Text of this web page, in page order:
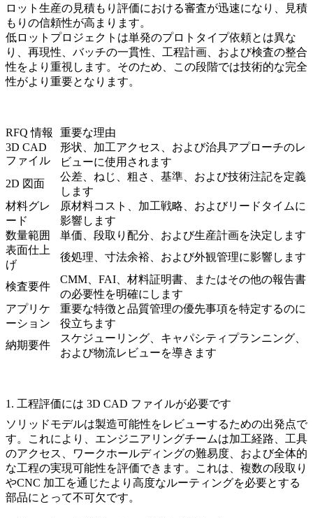
ロット生産の見積もり 評価における審査が迅速になり、見積
もりの信頼性が高まります。
低ロットプロジェクトは単発のプロトタイプ依頼とは異な
り、再現性、バッチの一貫性、工程計画、および検査の整合
性をより重視します。そのため、この段階では技術的な完全
性がより重要となります。
RFQ 情報
重要な理由
3D CAD
ファイル
形状、加工アクセス、および治具アプローチのレ
ビューに使用されます
2D 図面
公差、ねじ、粗さ、基準、および技術注記を定義
します
材料グレ
ード
原材料コスト、加工戦略、およびリードタイムに
影響します
数量範囲
単価、段取り配分、および生産計画を決定します
表面仕上
げ
後処理、寸法余裕、および外観管理に影響します
検査要件
CMM、FAI、材料証明書、またはその他の報告書
の必要性を明確にします
アプリケ
ーション
重要な特徴と品質管理の優先事項を特定するのに
役立ちます
納期要件
スケジューリング、キャパシティプランニング、
および物流レビューを導きます
1. 工程評価には 3D CAD ファイルが必要です
ソリッドモデルは製造可能性をレビューするための出発点で
す。これにより、エンジニアリングチームは加工経路、工具
のアクセス、ワークホールディングの難易度、および全体的
な工程の実現可能性を評価できます。これは、複数の段取り
やCNC 加工を通じたより高度なルーティングを必要とする
部品にとって不可欠です。